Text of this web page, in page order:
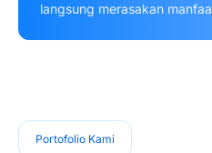
langsung merasakan
Portofolio Kami